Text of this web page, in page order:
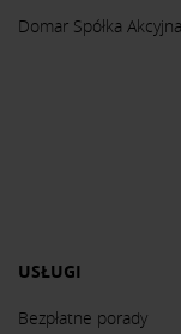
Domar Spółka Akcyjna
USŁUGI
Bezpłatne porady